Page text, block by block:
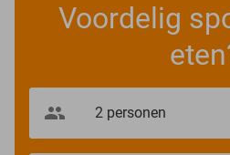
Voordelig